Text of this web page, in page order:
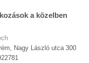
a közelben
Nagy László utca 300